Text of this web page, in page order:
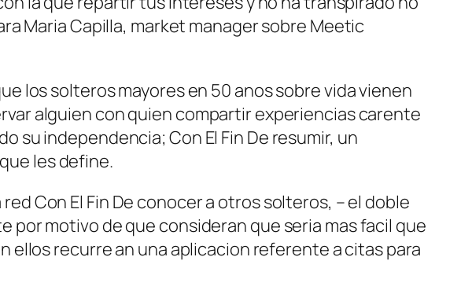
Maria Capilla, market manager sobre Meetic
los solteros mayores en 50 anos sobre vida vienen
alguien con quien compartir experiencias carente
su independencia; Con El Fin De resumir, un
les define.
Con El Fin De conocer a otros solteros, – el doble
por motivo de que consideran que seri­a mas facil que
ellos recurre an una aplicacion referente a citas para